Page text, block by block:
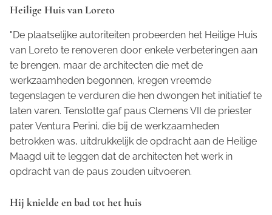
Heilige Huis van Loreto
"De plaatselijke autoriteiten probeerden het Heilige Huis
van Loreto te renoveren door enkele verbeteringen aan
te brengen, maar de architecten die met de
werkzaamheden begonnen, kregen vreemde
tegenslagen te verduren die hen dwongen het initiatief te
laten varen. Tenslotte gaf paus Clemens VII de priester
pater Ventura Perini, die bij de werkzaamheden
betrokken was, uitdrukkelijk de opdracht aan de Heilige
Maagd uit te leggen dat de architecten het werk in
opdracht van de paus zouden uitvoeren.
Hij knielde en bad tot het huis